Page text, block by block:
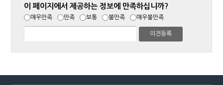
이 페이지에서 제공하는 정보에 만족하십니까?
매우만족 만족 보통 불만족 매우불만족